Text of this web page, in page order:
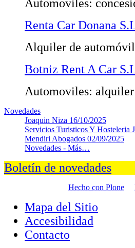
Automoviles:
Renta Car Donana
Alquiler de
Botniz Rent A Car
Automoviles:
Novedades
Joaquin Niza 16/10/2025
Servicios Turisticos Y Hosteleria
Mendiri Abogados 02/09/2025
Novedades - Más…
Boletín de novedades
Hecho con Plone
Mapa del Sitio
Accesibilidad
Contacto